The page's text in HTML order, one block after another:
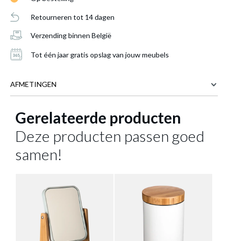
Retourneren tot 14 dagen
Verzending binnen België
Tot één jaar gratis opslag van jouw meubels
AFMETINGEN
BREEDTE 26 cm
13 cm
HOOGTE 8.8 cm
Meer afmetingen
Gerelateerde producten
Deze producten passen goed
samen!
Zakdoekdoos SINDRE Bamboe Zwart
toegevoegd aan je winkelmandje